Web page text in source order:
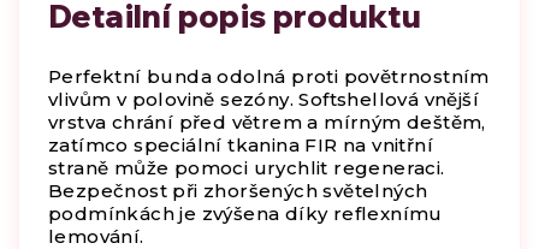
Detailní popis produktu
Perfektní bunda odolná proti povětrnostním
vlivům v polovině sezóny. Softshellová vnější
vrstva chrání před větrem a mírným deštěm,
zatímco speciální tkanina FIR na vnitřní
straně může pomoci urychlit regeneraci.
Bezpečnost při zhoršených světelných
podmínkách je zvýšena díky reflexnímu
lemování.